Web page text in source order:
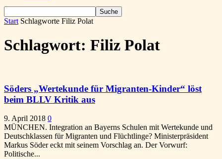
Start Schlagworte Filiz Polat
Schlagwort: Filiz Polat
Söders „Wertekunde für Migranten-Kinder“ löst
beim BLLV Kritik aus
9. April 2018 0
MÜNCHEN. Integration an Bayerns Schulen mit Wertekunde und
Deutschklassen für Migranten und Flüchtlinge? Ministerpräsident
Markus Söder eckt mit seinem Vorschlag an. Der Vorwurf:
Politische...